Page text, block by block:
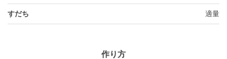
すだち 適量
作り方